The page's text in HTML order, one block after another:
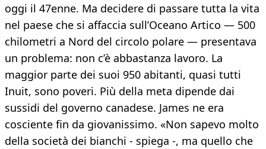
oggi il 47enne. Ma decidere di passare tutta la vita
nel paese che si affaccia sull’Oceano Artico — 500
chilometri a Nord del circolo polare — presentava
un problema: non c’è abbastanza lavoro. La
maggior parte dei suoi 950 abitanti, quasi tutti
Inuit, sono poveri. Più della meta dipende dai
sussidi del governo canadese. James ne era
cosciente fin da giovanissimo. «Non sapevo molto
della società dei bianchi - spiega -, ma quello che